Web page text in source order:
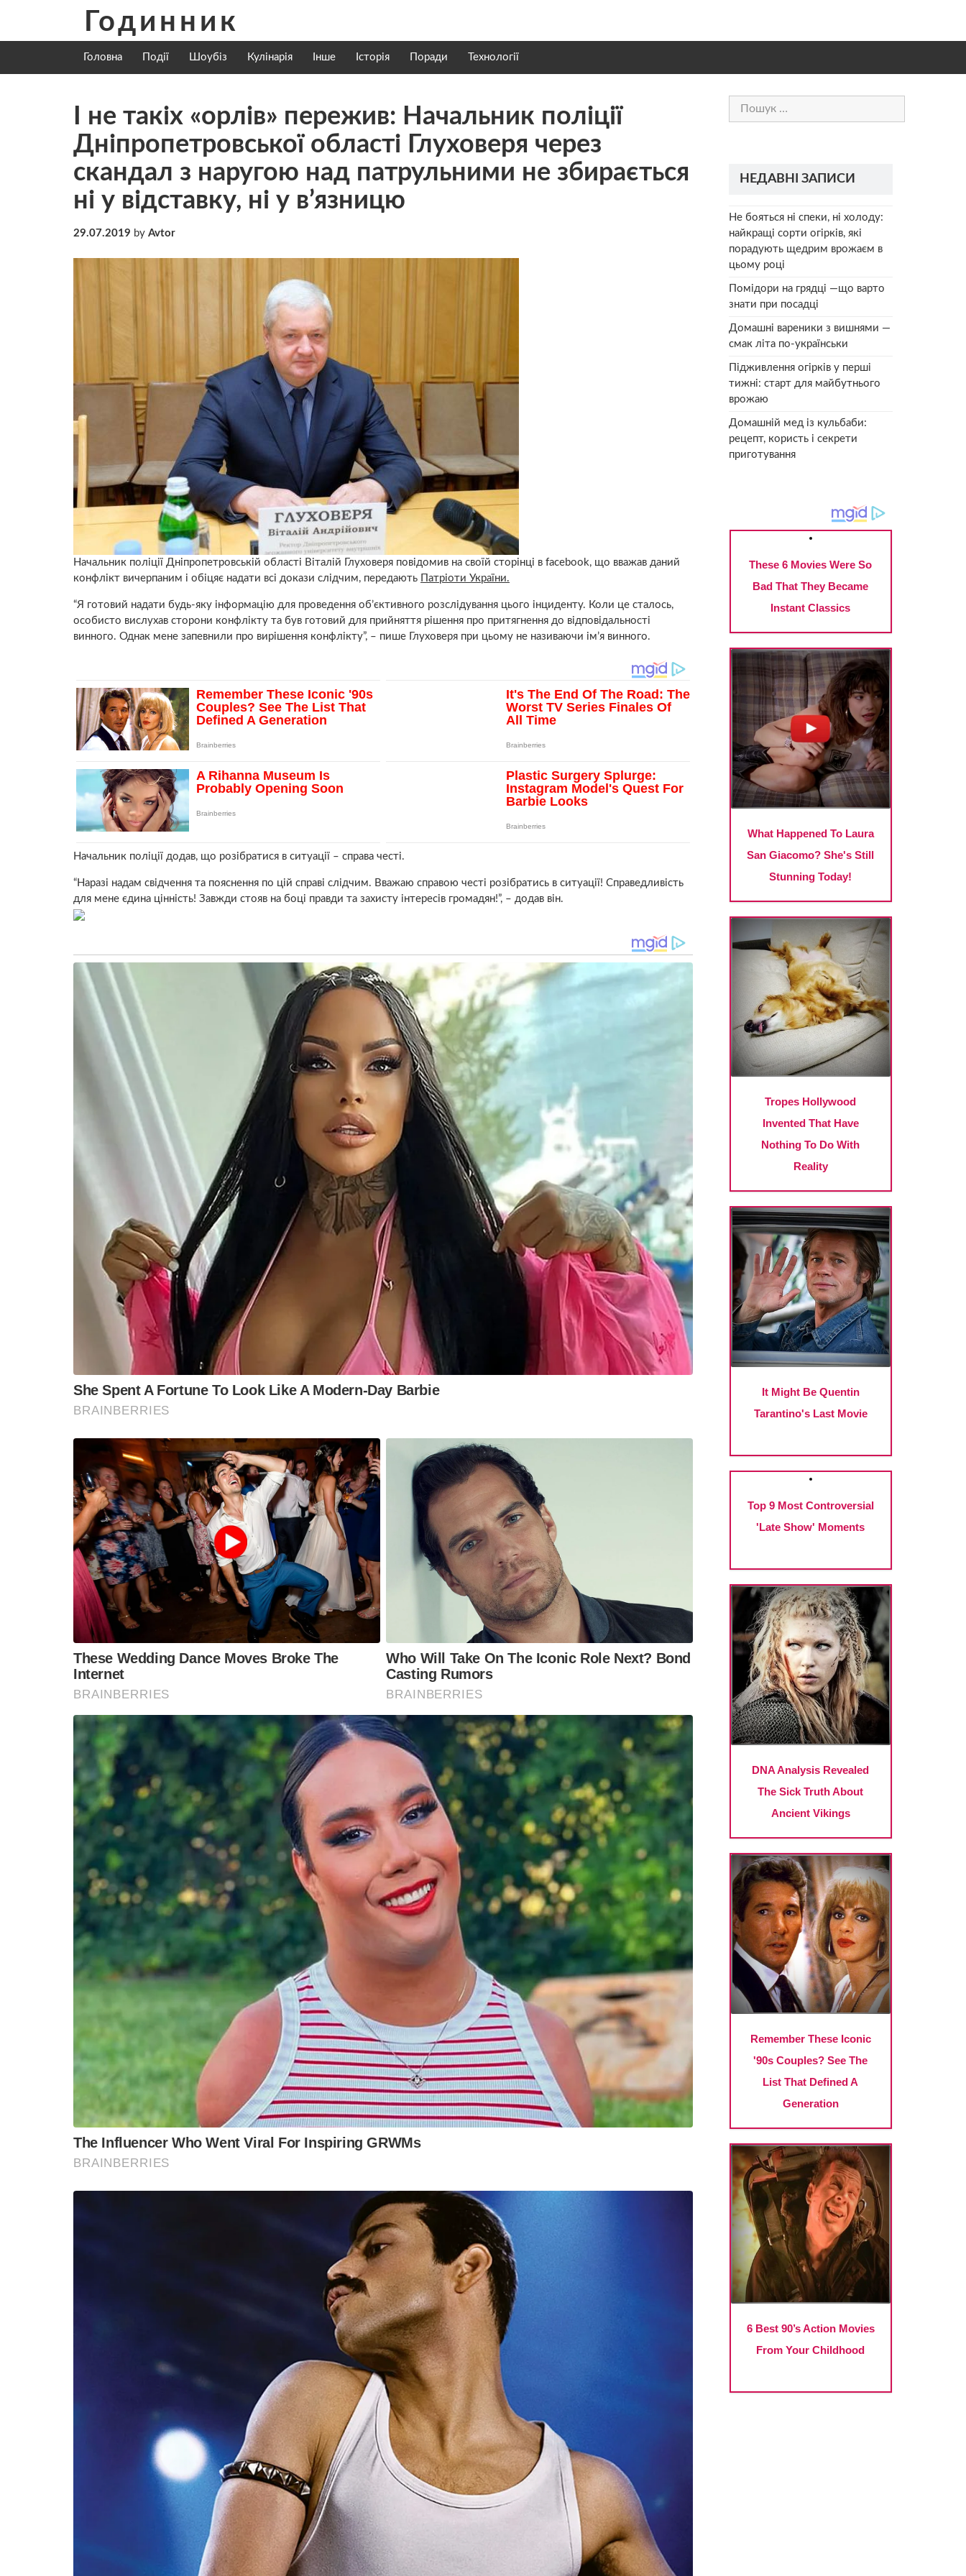
content
Годинник
Головна Події Шоубіз Кулінарія Інше Історія Поради Технології
І не такіх «орлів» пережив: Начальник поліції
Дніпропетровської області Глуховеря через
скандал з наругою над патрульними не збирається
ні у відставку, ні у в’язницю
29.07.2019 by Avtor
Начальник поліції Дніпропетровській області Віталій Глуховеря повідомив на своїй сторінці в facebook, що вважав даний
конфлікт вичерпаним і обіцяє надати всі докази слідчим, передають Патріоти України.
“Я готовий надати будь-яку інформацію для проведення об’єктивного розслідування цього інциденту. Коли це сталось,
особисто вислухав сторони конфлікту та був готовий для прийняття рішення про притягнення до відповідальності
винного. Однак мене запевнили про вирішення конфлікту”, – пише Глуховеря при цьому не називаючи ім’я винного.
Начальник поліції додав, що розібратися в ситуації – справа честі.
“Наразі надам свідчення та пояснення по цій справі слідчим. Вважаю справою честі розібратись в ситуації! Справедливість
для мене єдина цінність! Завжди стояв на боці правди та захисту інтересів громадян!”, – додав він.
Пошук:
НЕДАВНІ ЗАПИСИ
Не бояться ні спеки, ні холоду:
найкращі сорти огірків, які
порадують щедрим врожаєм в
цьому році
Помідори на грядці —що варто
знати при посадці
Домашні вареники з вишнями —
смак літа по-українськи
Підживлення огірків у перші
тижні: старт для майбутнього
врожаю
Домашній мед із кульбаби:
рецепт, користь і секрети
приготування